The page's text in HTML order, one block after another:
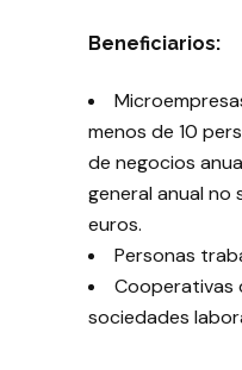
Beneficiarios:
menos de 10
de negocios
general anual no
euros.
Personas
Cooperativas
sociedades